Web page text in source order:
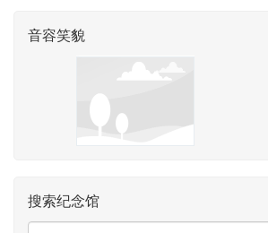
音容笑貌
搜索纪念馆